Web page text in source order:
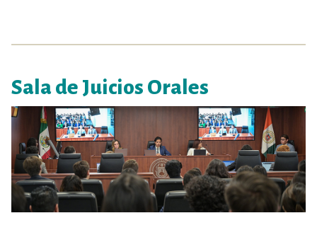
Sala de Juicios Orales